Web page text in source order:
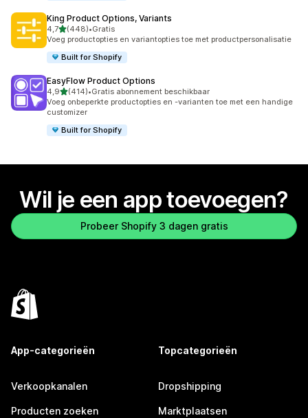
King Product Options, Variants
4,7van 5 sterren
(448)
448 recensies in totaal
•Gratis
Voeg productopties en variantopties toe met productpersonalisatie
Built for Shopify
EasyFlow Product Options
4,9van 5 sterren
(414)
414 recensies in totaal
•Gratis abonnement beschikbaar
Voeg onbeperkte productopties en -varianten toe met een handige
customizer
Built for Shopify
Wil je een app toevoegen?
Probeer Shopify 3 dagen gratis
App-categorieën
Verkoopkanalen
Producten zoeken
Topcategorieën
Dropshipping
Marktplaatsen